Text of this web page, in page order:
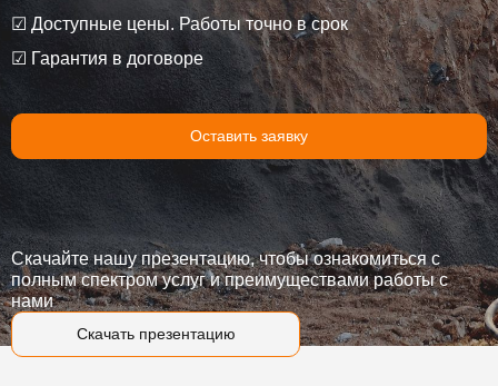
☑ Доступные цены. Работы точно в срок
☑ Гарантия в договоре
Оставить заявку
Скачать презентацию
Скачайте нашу презентацию, чтобы ознакомиться с
полным спектром услуг и преимуществами работы с
нами